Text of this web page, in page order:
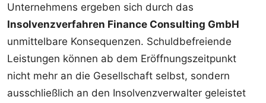
Unternehmens ergeben sich durch das
Insolvenzverfahren Finance Consulting GmbH
unmittelbare Konsequenzen. Schuldbefreiende
Leistungen können ab dem Eröffnungszeitpunkt
nicht mehr an die Gesellschaft selbst, sondern
ausschließlich an den Insolvenzverwalter geleistet